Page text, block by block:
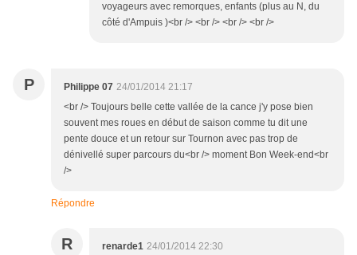
voyageurs avec remorques, enfants (plus au N, du
côté d'Ampuis )<br /> <br /> <br /> <br />
P Philippe 07 24/01/2014 21:17
<br /> Toujours belle cette vallée de la cance j'y pose bien
souvent mes roues en début de saison comme tu dit une
pente douce et un retour sur Tournon avec pas trop de
dénivellé super parcours du<br /> moment Bon Week-end<br
/>
Répondre
R renarde1 24/01/2014 22:30